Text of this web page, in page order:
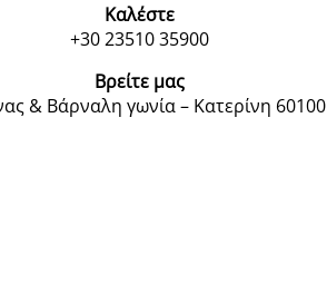
Καλέστε
+30 23510 35900
Βρείτε μας
& Βάρναλη γωνία – Κατερίνη 60100